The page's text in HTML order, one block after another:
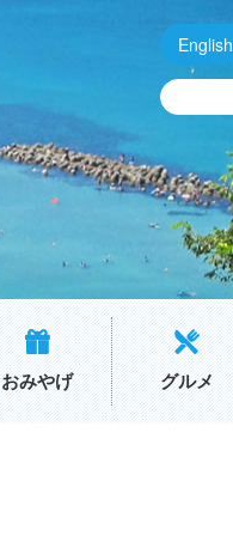
English
おみやげ グルメ